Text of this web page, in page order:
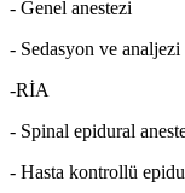
- Genel anestezi
- Sedasyon ve analjezi
-RİA
- Spinal epidural
- Hasta kontrollü